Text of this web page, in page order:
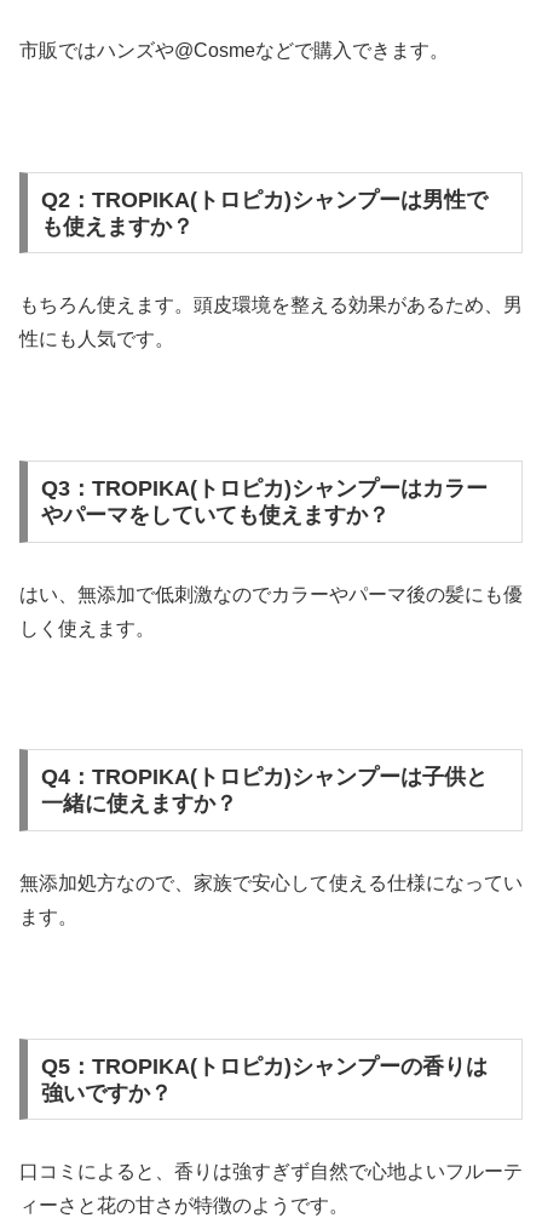
市販ではハンズや@Cosmeなどで購入できます。
Q2：TROPIKA(トロピカ)シャンプーは男性で
も使えますか？
もちろん使えます。頭皮環境を整える効果があるため、男
性にも人気です。
Q3：TROPIKA(トロピカ)シャンプーはカラー
やパーマをしていても使えますか？
はい、無添加で低刺激なのでカラーやパーマ後の髪にも優
しく使えます。
Q4：TROPIKA(トロピカ)シャンプーは子供と
一緒に使えますか？
無添加処方なので、家族で安心して使える仕様になってい
ます。
Q5：TROPIKA(トロピカ)シャンプーの香りは
強いですか？
口コミによると、香りは強すぎず自然で心地よいフルーテ
ィーさと花の甘さが特徴のようです。